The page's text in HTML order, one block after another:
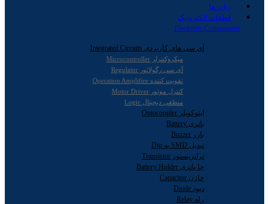
ربات ها
قطعات الکترونیک
Electronic Components
آی سی های کاربردی Integrated Circuits
میکروکنترلر Microcontroller
آی سی رگولاتور Regulator
تقویت کننده Operation Amplifire
کنترل موتور Motor Driver
منطقی دیجیتال Logic
اپتوکوپلر Optocoupler
باتری Battery
بازر Buzzer
تبدیل SMD به Dip
ترانزیستور Transistor
جا باتری Battery Holder
خازن Capacitor
دیود Diode
رله Relay